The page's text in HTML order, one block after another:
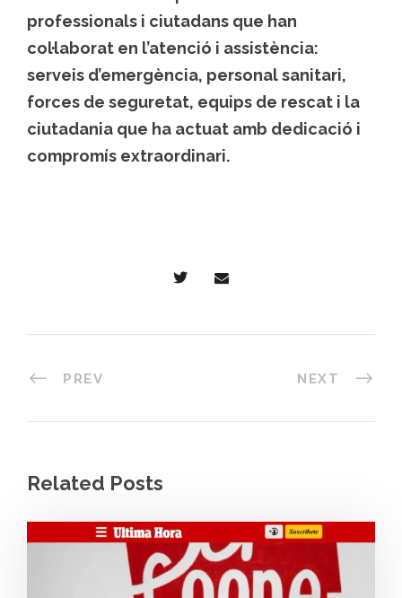
professionals i ciutadans que han
col·laborat en l’atenció i assistència:
serveis d’emergència, personal sanitari,
forces de seguretat, equips de rescat i la
ciutadania que ha actuat amb dedicació i
compromís extraordinari.
PREV NEXT
Related Posts